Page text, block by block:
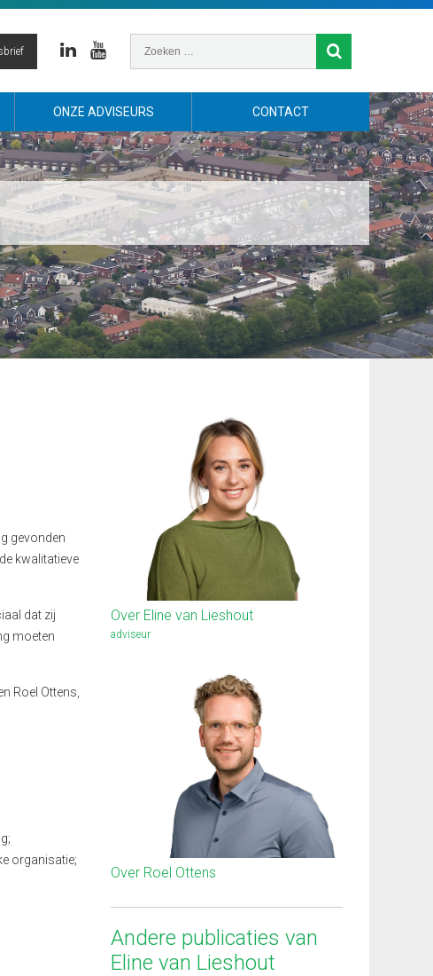
ONZE ADVISEURS CONTACT
gevonden
kwalitatieve
dat zij
moeten
Roel Ottens,
organisatie;
Over Eline van Lieshout
adviseur
Over Roel Ottens
Andere publicaties van
Eline van Lieshout